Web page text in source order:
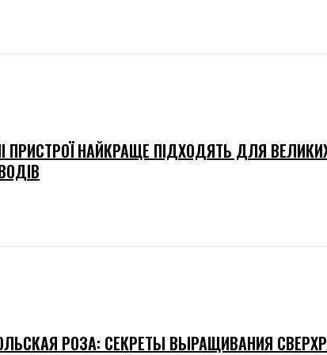
ПРИСТРОЇ НАЙКРАЩЕ ПІДХОДЯТЬ ДЛЯ
РОЗА: СЕКРЕТЫ ВЫРАЩИВАНИЯ